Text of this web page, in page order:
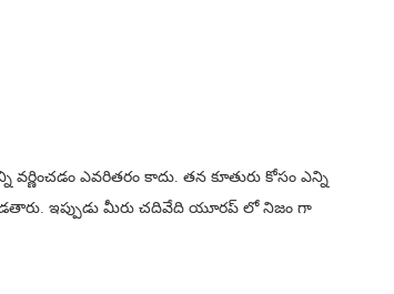
ఎవరితరం కాదు. తన కూతురు కోసం ఎన్ని
ఇప్పుడు మీరు చదివేది యూరప్ లో నిజం గా